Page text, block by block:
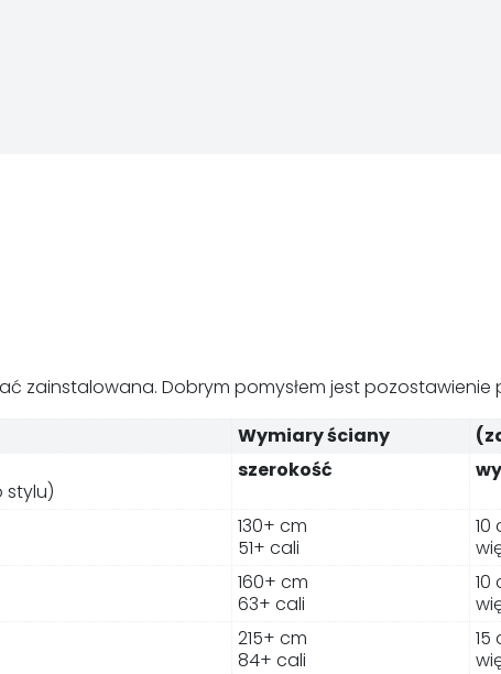
zainstalowana. Dobrym pomysłem jest pozostawienie
Wymiary ściany
stylu)
szerokość
130+ cm
51+ cali
10
160+ cm
63+ cali
10
215+ cm
84+ cali
15